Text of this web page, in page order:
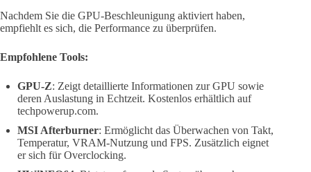
Nachdem Sie die GPU-Beschleunigung aktiviert haben,
empfiehlt es sich, die Performance zu überprüfen.
Empfohlene Tools:
GPU-Z: Zeigt detaillierte Informationen zur GPU sowie
deren Auslastung in Echtzeit. Kostenlos erhältlich auf
techpowerup.com.
MSI Afterburner: Ermöglicht das Überwachen von Takt,
Temperatur, VRAM-Nutzung und FPS. Zusätzlich eignet
er sich für Overclocking.